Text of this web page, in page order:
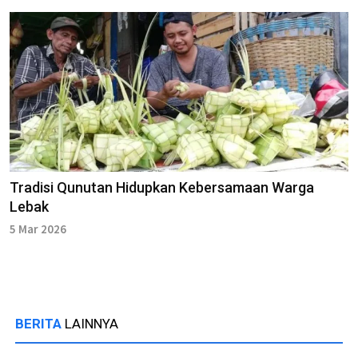
Tradisi Qunutan Hidupkan Kebersamaan Warga
Lebak
5 Mar 2026
BERITA LAINNYA